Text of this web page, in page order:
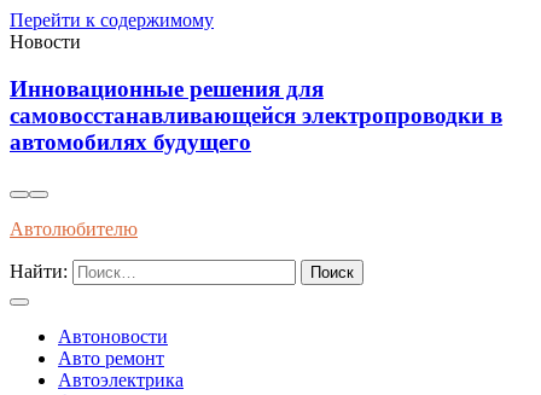
Перейти к содержимому
Новости
в
Установка виброизоляции под
уменьшения шумов и повышения
автомобиле
Автолюбителю
Найти:
Автоновости
Авто ремонт
Автоэлектрика